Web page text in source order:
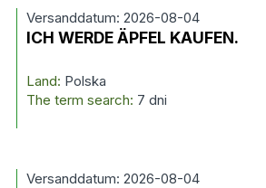
Versanddatum: 2026-08-04
ICH WERDE ÄPFEL KAUFEN.
Land: Polska
The term search: 7 dni
Versanddatum: 2026-08-04